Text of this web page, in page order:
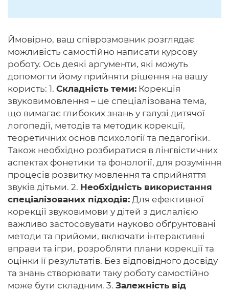
Ймовірно, ваш співрозмовник розглядає
можливість самостійно написати курсову
роботу. Ось деякі аргументи, які можуть
допомогти йому прийняти рішення на вашу
користь: 1. Складність теми: Корекція
звуковимовлення – це спеціалізована тема,
що вимагає глибоких знань у галузі дитячої
логопедії, методів та методик корекції,
теоретичних основ психології та педагогіки.
Також необхідно розбиратися в лінгвістичних
аспектах фонетики та фонології, для розуміння
процесів розвитку мовлення та сприйняття
звуків дітьми. 2. Необхідність використання
спеціалізованих підходів: Для ефективної
корекції звуковимови у дітей з дислалією
важливо застосовувати науково обґрунтовані
методи та прийоми, включати інтерактивні
вправи та ігри, розробляти плани корекції та
оцінки її результатів. Без відповідного досвіду
та знань створювати таку роботу самостійно
може бути складним. 3. Залежність від